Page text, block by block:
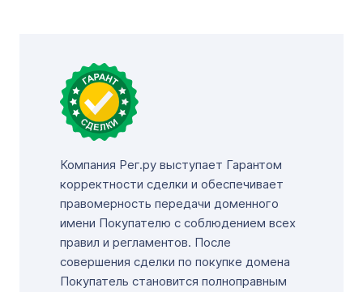
Компания Рег.ру выступает Гарантом
корректности сделки и обеспечивает
правомерность передачи доменного
имени Покупателю с соблюдением всех
правил и регламентов. После
совершения сделки по покупке домена
Покупатель становится полноправным